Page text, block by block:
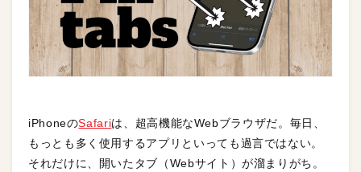
iPhoneのSafariは、超高機能なWebブラウザだ。毎日、
もっとも多く使用するアプリといっても過言ではない。
それだけに、開いたタブ（Webサイト）が溜まりがち。